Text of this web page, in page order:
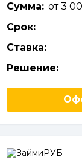
Сумма: от 3
Срок:
Ставка:
Решение: